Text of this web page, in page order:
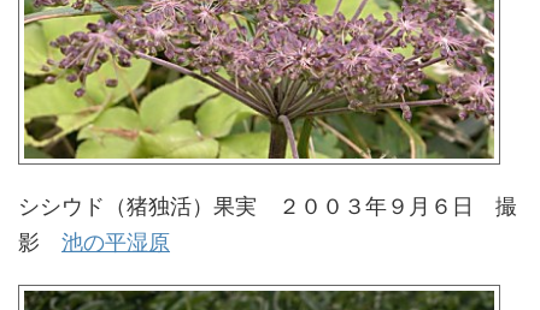
シシウド（猪独活）果実 ２００３年９月６日 撮
影 池の平湿原